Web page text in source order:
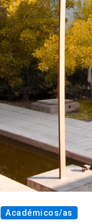
Académicos/as